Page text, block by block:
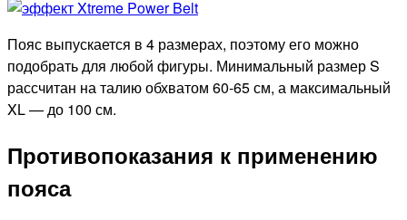
Пояс выпускается в 4 размерах, поэтому его можно
подобрать для любой фигуры. Минимальный размер S
рассчитан на талию обхватом 60-65 см, а максимальный
XL — до 100 см.
Противопоказания к применению
пояса